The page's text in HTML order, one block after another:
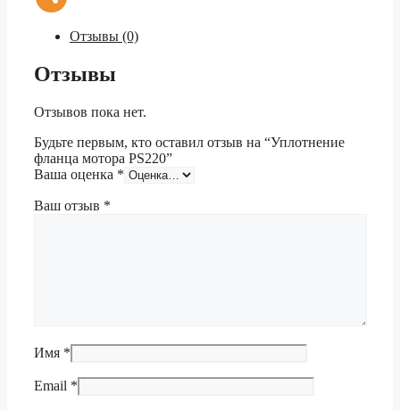
Отзывы (0)
Отзывы
Отзывов пока нет.
Будьте первым, кто оставил отзыв на “Уплотнение
фланца мотора PS220”
Ваша оценка *
Ваш отзыв *
Имя *
Email *